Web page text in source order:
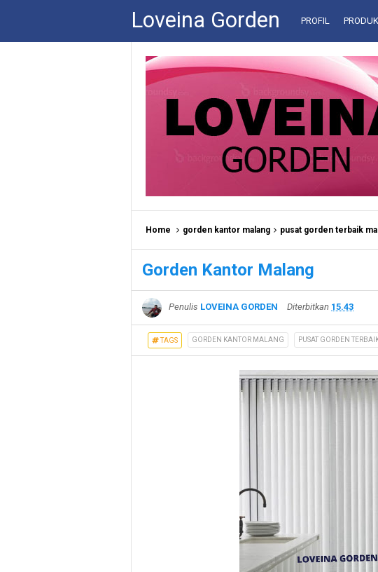
Loveina Gorden PROFIL PRODUK
Home gorden kantor malang pusat gorden terbaik
Gorden Kantor Malang
Penulis LOVEINA GORDEN Diterbitkan 15.43
TAGS GORDEN KANTOR MALANG PUSAT GORDEN